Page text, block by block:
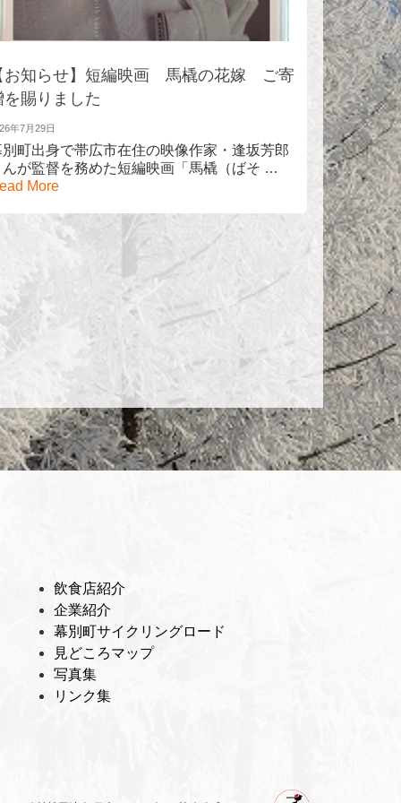
お知らせ】短編映画 馬橇の花嫁 ご寄
を賜りました
年7月29日
別町出身で帯広市在住の映像作家・逢坂芳郎
んが監督を務めた短編映画「馬橇（ばそ …
More
【お知
2026年7月3日
今年も幕
札内夏ま
More
飲食店紹介
企業紹介
幕別町サイクリングロード
見どころマップ
写真集
リンク集